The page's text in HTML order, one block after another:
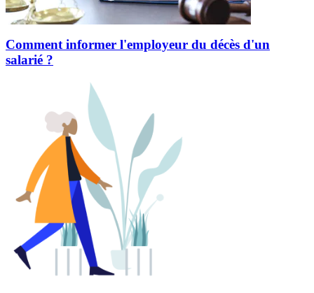
Comment informer l'employeur du décès d'un
salarié ?